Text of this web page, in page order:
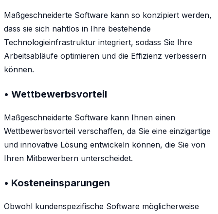
Maßgeschneiderte Software kann so konzipiert werden,
dass sie sich nahtlos in Ihre bestehende
Technologieinfrastruktur integriert, sodass Sie Ihre
Arbeitsabläufe optimieren und die Effizienz verbessern
können.
• Wettbewerbsvorteil
Maßgeschneiderte Software kann Ihnen einen
Wettbewerbsvorteil verschaffen, da Sie eine einzigartige
und innovative Lösung entwickeln können, die Sie von
Ihren Mitbewerbern unterscheidet.
• Kosteneinsparungen
Obwohl kundenspezifische Software möglicherweise